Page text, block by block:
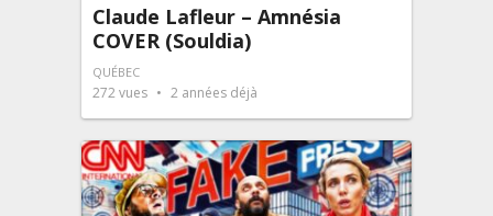
Claude Lafleur – Amnésia
COVER (Souldia)
QUÉBEC
272vues 2 années déjà